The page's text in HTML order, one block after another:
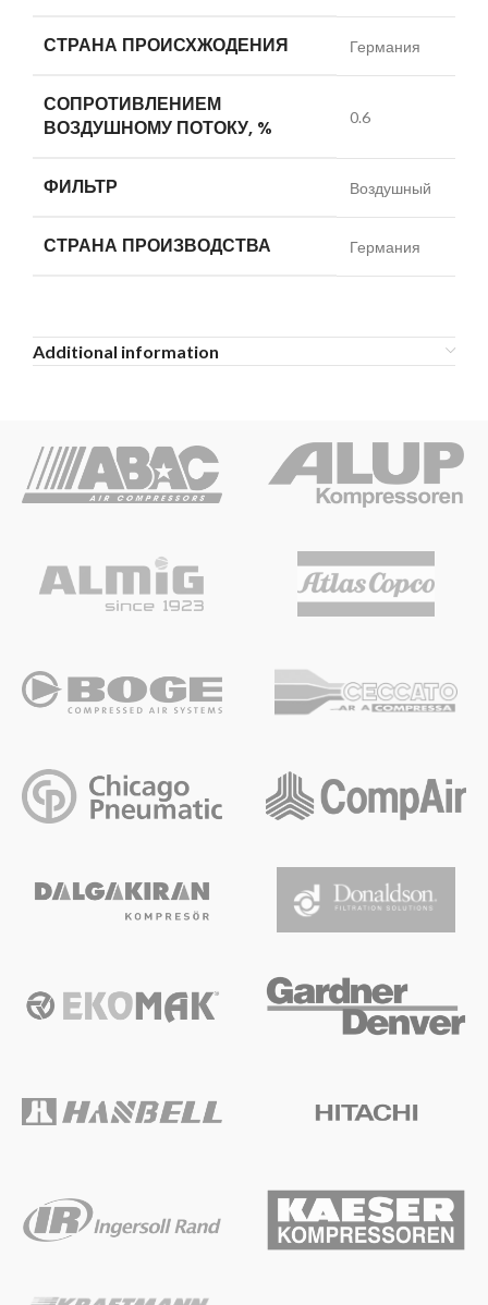
СТРАНА ПРОИСХЖОДЕНИЯ Германия
СОПРОТИВЛЕНИЕМ
ВОЗДУШНОМУ ПОТОКУ, %
0.6
ФИЛЬТР Воздушный
СТРАНА ПРОИЗВОДСТВА Германия
Additional information